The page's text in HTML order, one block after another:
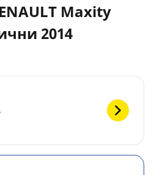
Maxity
2014